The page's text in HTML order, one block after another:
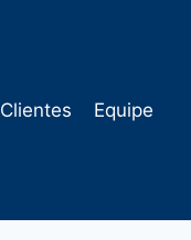
Clientes Equipe